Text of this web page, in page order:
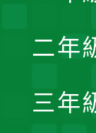
二年
三年